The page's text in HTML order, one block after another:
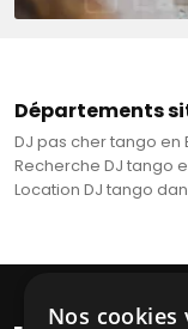
Départements
DJ pas cher tango en
Recherche DJ tango
Location DJ tango
Nos cookies